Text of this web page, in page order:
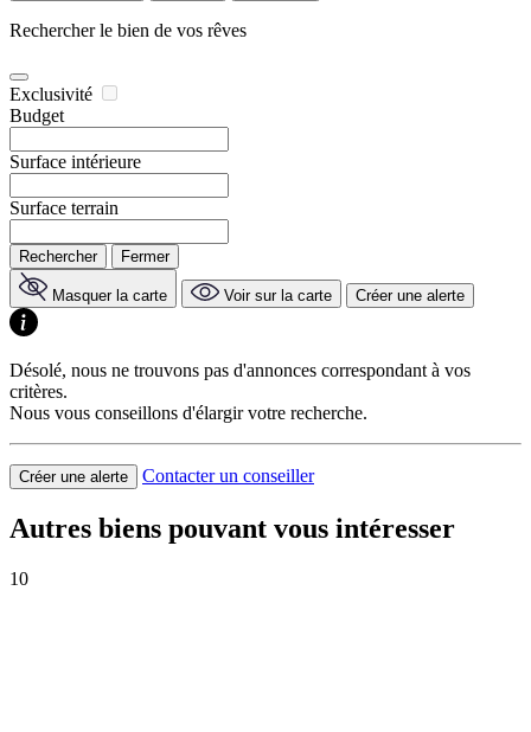
Rechercher le bien de vos rêves
Exclusivité
Budget
Surface intérieure
Surface terrain
Rechercher Fermer
Masquer la carte Voir sur la carte Créer une alerte
Désolé, nous ne trouvons pas d'annonces correspondant à vos
critères.
Nous vous conseillons d'élargir votre recherche.
Créer une alerte Contacter un conseiller
Autres biens pouvant vous intéresser
10